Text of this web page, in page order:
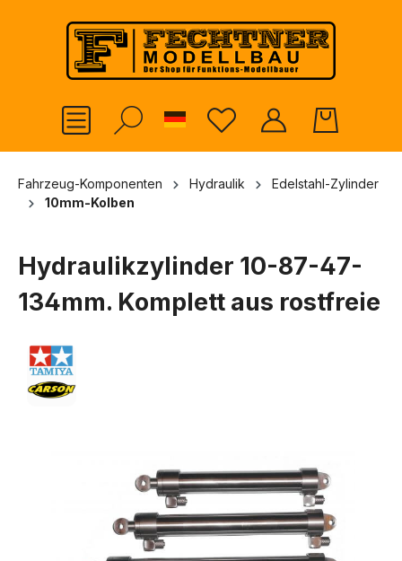
springen
German
Fahrzeug-Komponenten Hydraulik
Edelstahl-Zylinder
10mm-Kolben
Hydraulikzylinder 10-87-47-
134mm. Komplett aus rostfreie